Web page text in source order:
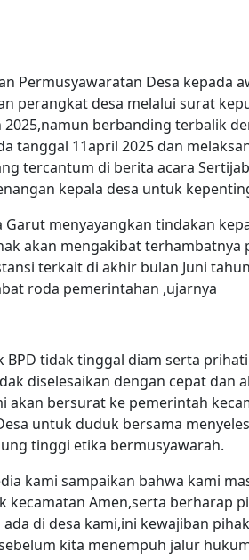
Permusyawaratan Desa kepada
perangkat desa melalui surat
berbanding terbalik
tanggal 11april 2025 dan
tercantum di berita acara
kepala desa untuk
Garut menyayangkan tindakan
akan mengakibat terhambatnya
terkait di akhir bulan Juni
roda pemerintahan ,ujarnya
tidak tinggal diam serta
diselesaikan dengan cepat dan
akan bersurat ke pemerintah
untuk duduk bersama
tinggi etika bermusyawarah.
kami sampaikan bahwa kami
kecamatan Amen,serta berharap
di desa kami,ini kewajiban
kita menempuh jalur